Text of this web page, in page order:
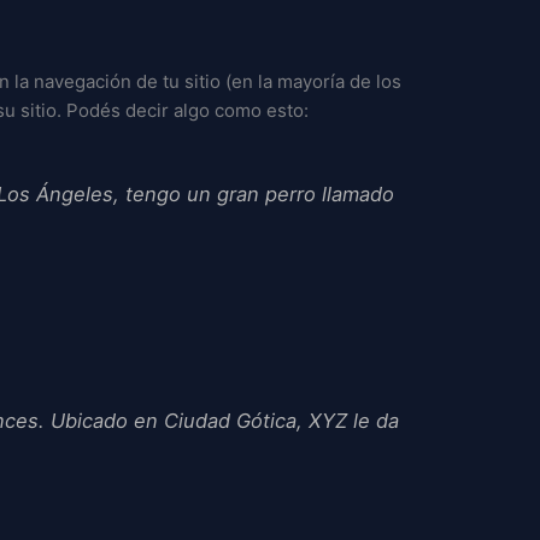
la navegación de tu sitio (en la mayoría de los
sitio. Podés decir algo como esto:
Ángeles, tengo un gran perro llamado
Ubicado en Ciudad Gótica, XYZ le da